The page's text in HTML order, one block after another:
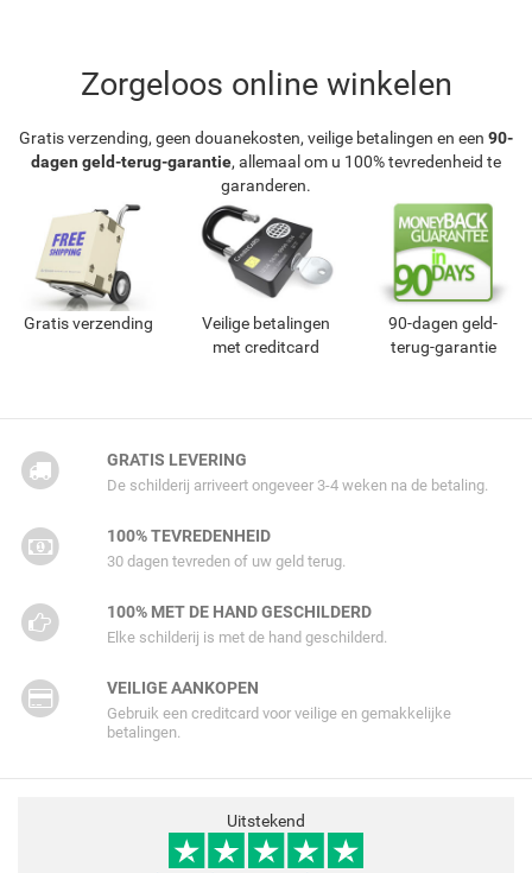
Zorgeloos online winkelen
Gratis verzending, geen douanekosten, veilige betalingen en een 90-
dagen geld-terug-garantie, allemaal om u 100% tevredenheid te
garanderen.
Gratis verzending
Veilige betalingen
met creditcard
90-dagen geld-
terug-garantie
GRATIS LEVERING
De schilderij arriveert ongeveer 3-4 weken na de betaling.
100% TEVREDENHEID
30 dagen tevreden of uw geld terug.
100% MET DE HAND GESCHILDERD
Elke schilderij is met de hand geschilderd.
VEILIGE AANKOPEN
Gebruik een creditcard voor veilige en gemakkelijke
betalingen.
Uitstekend